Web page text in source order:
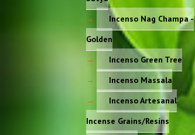
Incenso Nag Champa -
Golden
Incenso Green Tree
Incenso Massala
Incenso Artesanal
Incense Grains/Resins